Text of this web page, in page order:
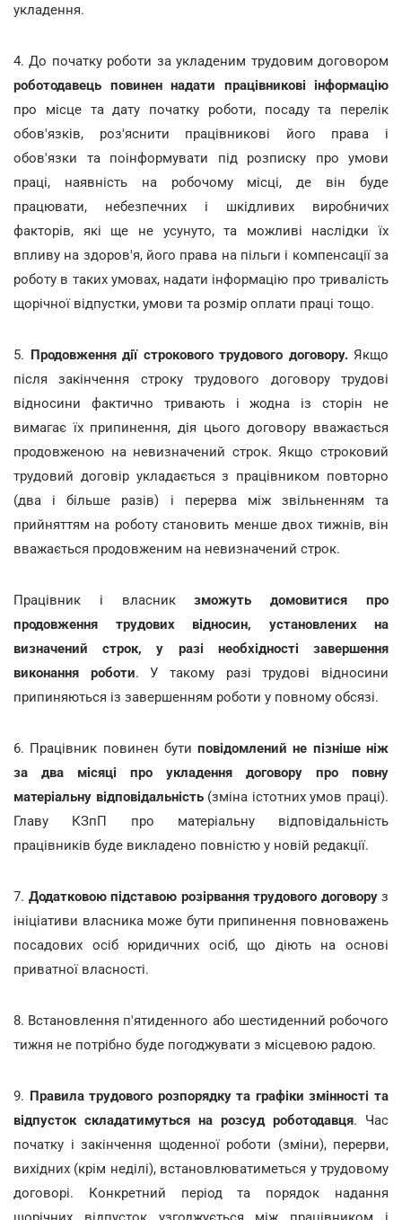
укладення.
4. До початку роботи за укладеним трудовим договором
роботодавець повинен надати працівникові інформацію
про місце та дату початку роботи, посаду та перелік
обов'язків, роз'яснити працівникові його права і
обов'язки та поінформувати під розписку про умови
праці, наявність на робочому місці, де він буде
працювати, небезпечних і шкідливих виробничих
факторів, які ще не усунуто, та можливі наслідки їх
впливу на здоров'я, його права на пільги і компенсації за
роботу в таких умовах, надати інформацію про тривалість
щорічної відпустки, умови та розмір оплати праці тощо.
5. Продовження дії строкового трудового договору.Якщо
після закінчення строку трудового договору трудові
відносини фактично тривають і жодна із сторін не
вимагає їх припинення, дія цього договору вважається
продовженою на невизначений строк. Якщо строковий
трудовий договір укладається з працівником повторно
(два і більше разів) і перерва між звільненням та
прийняттям на роботу становить менше двох тижнів, він
вважається продовженим на невизначений строк.
Працівник і власникзможуть домовитися про
продовження трудових відносин, установлених на
визначений строк, у разі необхідності завершення
виконання роботи. У такому разі трудові відносини
припиняються із завершенням роботи у повному обсязі.
6. Працівник повинен бутиповідомлений не пізніше ніж
за два місяці про укладення договору про повну
матеріальну відповідальність(зміна істотних умов праці).
Главу КЗпП про матеріальну відповідальність
працівників буде викладено повністю у новій редакції.
7. Додатковою підставою розірвання трудового договоруз
ініціативи власника може бути припинення повноважень
посадових осіб юридичних осіб, що діють на основі
приватної власності.
8. Встановлення п'ятиденного або шестиденний робочого
тижня не потрібно буде погоджувати з місцевою радою.
9. Правила трудового розпорядку та графіки змінності та
відпусток складатимуться на розсуд роботодавця. Час
початку і закінчення щоденної роботи (зміни), перерви,
вихідних (крім неділі), встановлюватиметься у трудовому
договорі. Конкретний період та порядок надання